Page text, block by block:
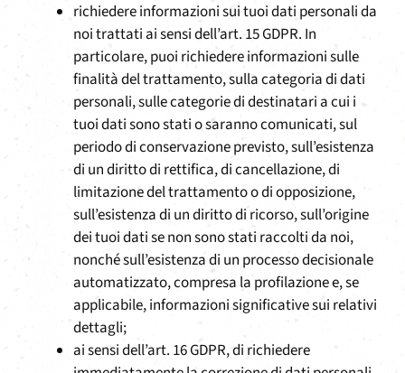
richiedere informazioni sui tuoi dati personali da
noi trattati ai sensi dell’art. 15 GDPR. In
particolare, puoi richiedere informazioni sulle
finalità del trattamento, sulla categoria di dati
personali, sulle categorie di destinatari a cui i
tuoi dati sono stati o saranno comunicati, sul
periodo di conservazione previsto, sull’esistenza
di un diritto di rettifica, di cancellazione, di
limitazione del trattamento o di opposizione,
sull’esistenza di un diritto di ricorso, sull’origine
dei tuoi dati se non sono stati raccolti da noi,
nonché sull’esistenza di un processo decisionale
automatizzato, compresa la profilazione e, se
applicabile, informazioni significative sui relativi
dettagli;
ai sensi dell’art. 16 GDPR, di richiedere